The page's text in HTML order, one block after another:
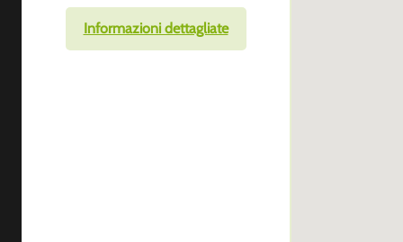
Informazioni dettagliate